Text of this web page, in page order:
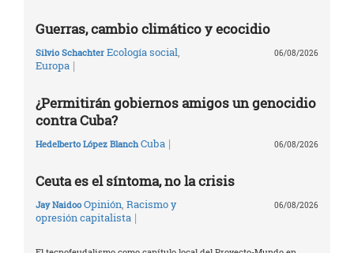
Guerras, cambio climático y ecocidio
Silvio Schachter Ecología social
Europa |
06/08/2026
¿Permitirán gobiernos amigos un genocidio
contra Cuba?
Hedelberto López Blanch Cuba | 06/08/2026
Ceuta es el síntoma, no la crisis
Jay Naidoo Opinión Racismo y
opresión capitalista |
06/08/2026